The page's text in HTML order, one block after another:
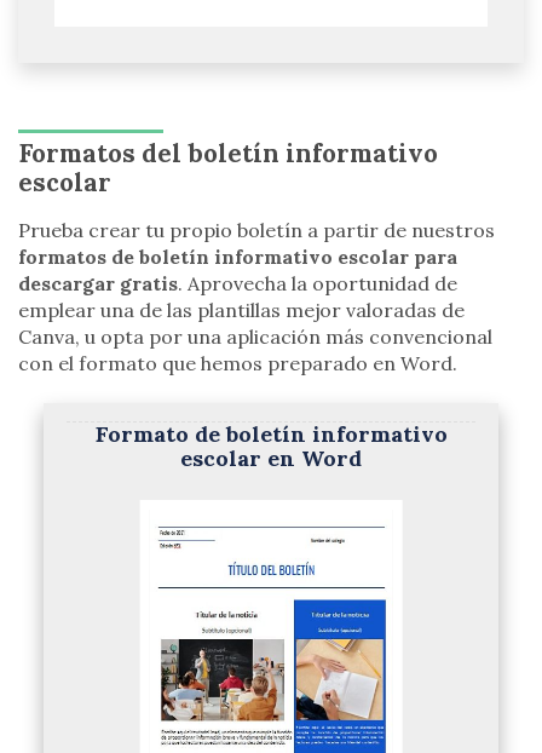
Formatos del boletín informativo
escolar
Prueba crear tu propio boletín a partir de nuestros
formatos de boletín informativo escolar para
descargar gratis. Aprovecha la oportunidad de
emplear una de las plantillas mejor valoradas de
Canva, u opta por una aplicación más convencional
con el formato que hemos preparado en Word.
Formato de boletín informativo
escolar en Word